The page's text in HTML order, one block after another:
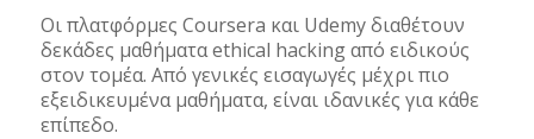
Οι πλατφόρμες Coursera και Udemy διαθέτουν
δεκάδες μαθήματα ethical hacking από ειδικούς
στον τομέα. Από γενικές εισαγωγές μέχρι πιο
εξειδικευμένα μαθήματα, είναι ιδανικές για κάθε
επίπεδο.